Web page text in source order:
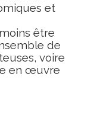
et
être
de
voire
en œuvre